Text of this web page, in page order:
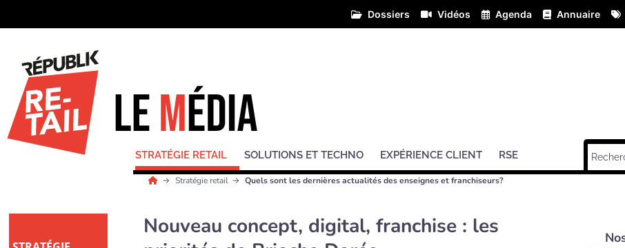
Dossiers Vidéos Agenda Annuaire
STRATÉGIE RETAIL SOLUTIONS ET TECHNO EXPÉRIENCE CLIENT RSE
Stratégie retail Quels sont les dernières actualités des enseignes et franchiseurs?
Nouveau concept, digital, franchise : les